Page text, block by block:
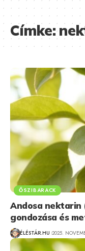
Címke:
ŐSZIBARACK
Andosa nektarin
gondozása és
ÉLÉSTÁR.HU 2025.